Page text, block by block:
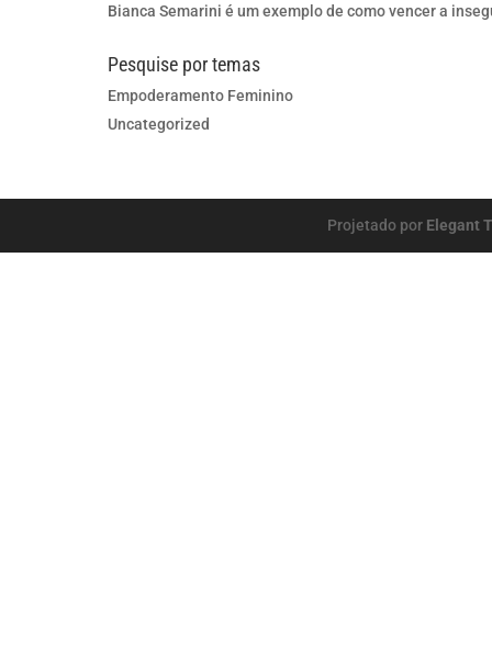
Bianca Semarini é um exemplo de como vencer a
Pesquise por temas
Empoderamento Feminino
Uncategorized
Projetado por Elegant